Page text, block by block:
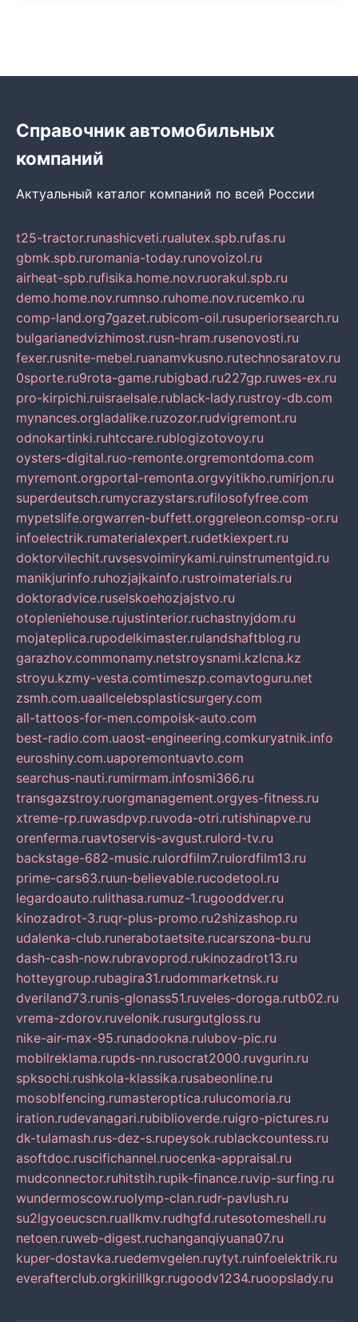
Справочник автомобильных
компаний
Актуальный каталог компаний по всей России
t25-tractor.runashicveti.rualutex.spb.rufas.ru
gbmk.spb.ruromania-today.runovoizol.ru
airheat-spb.rufisika.home.nov.ruorakul.spb.ru
demo.home.nov.rumnso.ruhome.nov.rucemko.ru
comp-land.org7gazet.rubicom-oil.rusuperiorsearch.ru
bulgarianedvizhimost.rusn-hram.rusenovosti.ru
fexer.rusnite-mebel.ruanamvkusno.rutechnosaratov.ru
0sporte.ru9rota-game.rubigbad.ru227gp.ruwes-ex.ru
pro-kirpichi.ruisraelsale.rublack-lady.rustroy-db.com
mynances.orgladalike.ruzozor.rudvigremont.ru
odnokartinki.ruhtccare.rublogizotovoy.ru
oysters-digital.ruo-remonte.orgremontdoma.com
myremont.orgportal-remonta.orgvyitikho.rumirjon.ru
superdeutsch.rumycrazystars.rufilosofyfree.com
mypetslife.orgwarren-buffett.orggreleon.comsp-or.ru
infoelectrik.rumaterialexpert.rudetkiexpert.ru
doktorvilechit.ruvsesvoimirykami.ruinstrumentgid.ru
manikjurinfo.ruhozjajkainfo.rustroimaterials.ru
doktoradvice.ruselskoehozjajstvo.ru
otopleniehouse.rujustinterior.ruchastnyjdom.ru
mojateplica.rupodelkimaster.rulandshaftblog.ru
garazhov.commonamy.netstroysnami.kzlcna.kz
stroyu.kzmy-vesta.comtimeszp.comavtoguru.net
zsmh.com.uaallcelebsplasticsurgery.com
all-tattoos-for-men.compoisk-auto.com
best-radio.com.uaost-engineering.comkuryatnik.info
euroshiny.com.uaporemontuavto.com
searchus-nauti.rumirmam.infosmi366.ru
transgazstroy.ruorgmanagement.orgyes-fitness.ru
xtreme-rp.ruwasdpvp.ruvoda-otri.rutishinapve.ru
orenferma.ruavtoservis-avgust.rulord-tv.ru
backstage-682-music.rulordfilm7.rulordfilm13.ru
prime-cars63.ruun-believable.rucodetool.ru
legardoauto.rulithasa.rumuz-1.rugooddver.ru
kinozadrot-3.ruqr-plus-promo.ru2shizashop.ru
udalenka-club.runerabotaetsite.rucarszona-bu.ru
dash-cash-now.rubravoprod.rukinozadrot13.ru
hotteygroup.rubagira31.rudommarketnsk.ru
dveriland73.runis-glonass51.ruveles-doroga.rutb02.ru
vrema-zdorov.ruvelonik.rusurgutgloss.ru
nike-air-max-95.runadookna.rulubov-pic.ru
mobilreklama.rupds-nn.rusocrat2000.ruvgurin.ru
spksochi.rushkola-klassika.rusabeonline.ru
mosoblfencing.rumasteroptica.rulucomoria.ru
iration.rudevanagari.rubiblioverde.ruigro-pictures.ru
dk-tulamash.rus-dez-s.rupeysok.rublackcountess.ru
asoftdoc.ruscifichannel.ruocenka-appraisal.ru
mudconnector.ruhitstih.rupik-finance.ruvip-surfing.ru
wundermoscow.ruolymp-clan.rudr-pavlush.ru
su2lgyoeucscn.ruallkmv.rudhgfd.rutesotomeshell.ru
netoen.ruweb-digest.ruchanganqiyuana07.ru
kuper-dostavka.ruedemvgelen.ruytyt.ruinfoelektrik.ru
everafterclub.orgkirillkgr.rugoodv1234.ruoopslady.ru